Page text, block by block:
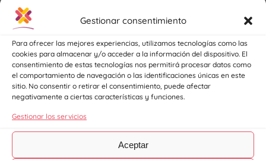
Gestionar consentimiento
Para ofrecer las mejores experiencias, utilizamos tecnologías como las
cookies para almacenar y/o acceder a la información del dispositivo. El
consentimiento de estas tecnologías nos permitirá procesar datos como
el comportamiento de navegación o las identificaciones únicas en este
sitio. No consentir o retirar el consentimiento, puede afectar
negativamente a ciertas características y funciones.
Gestionar los servicios
Aceptar
Leer más